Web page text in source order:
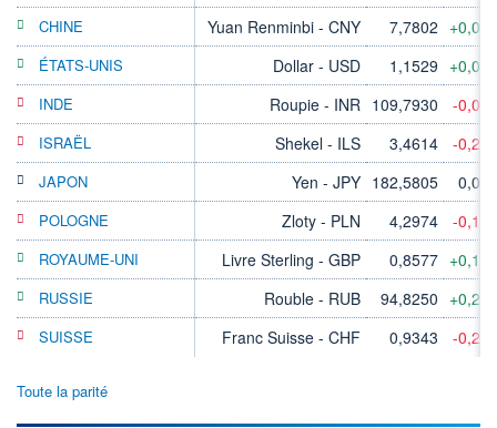
CHINE Yuan Renminbi - CNY 7,7802
ÉTATS-UNIS Dollar - USD 1,1529
INDE Roupie - INR 109,7930 -
ISRAËL Shekel - ILS 3,4614 -
JAPON Yen - JPY 182,5805
POLOGNE Zloty - PLN 4,2974 -
ROYAUME-UNI Livre Sterling - GBP 0,8577
RUSSIE Rouble - RUB 94,8250
SUISSE Franc Suisse - CHF 0,9343 -
Toute la parité